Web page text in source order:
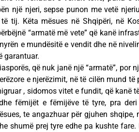
një njeri, sepse punon me vetë
tij. Këta mësues në Shqipëri, në
“armatë më vete” që kanë
e mundësitë e vendit dhe në
garantuar.
që nuk janë një “armatë”, por
e njerëzimit, në të cilën mund të
, sidomos vitet e fundit, që kanë
fëmijët e fëmijëve të tyre, pra
te angazhuar për gjuhen shqipe,
shumë prej tyre edhe pa kushte fare.